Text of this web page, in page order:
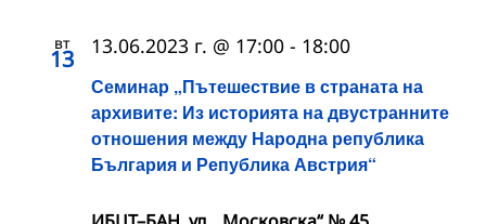
вт
13
Семинар „Пътешествие в страната на
архивите: Из историята на двустранните
отношения между Народна република
България и Република Австрия“
13.06.2023 г. @ 17:00 - 18:00